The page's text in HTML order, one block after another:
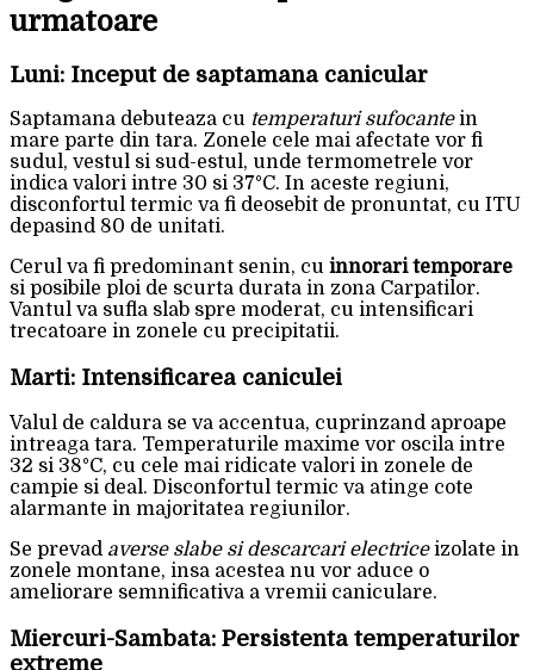
urmatoare
Luni: Inceput de saptamana canicular
Saptamana debuteaza cu temperaturi sufocantein
mare parte din tara. Zonele cele mai afectate vor fi
sudul, vestul si sud-estul, unde termometrele vor
indica valori intre 30 si 37°C. In aceste regiuni,
disconfortul termic va fi deosebit de pronuntat, cu ITU
depasind 80 de unitati.
Cerul va fi predominant senin, cu innorari temporare
si posibile ploi de scurta durata in zona Carpatilor.
Vantul va sufla slab spre moderat, cu intensificari
trecatoare in zonele cu precipitatii.
Marti: Intensificarea caniculei
Valul de caldura se va accentua, cuprinzand aproape
intreaga tara. Temperaturile maxime vor oscila intre
32 si 38°C, cu cele mai ridicate valori in zonele de
campie si deal. Disconfortul termic va atinge cote
alarmante in majoritatea regiunilor.
Se prevad averse slabe si descarcari electriceizolate in
zonele montane, insa acestea nu vor aduce o
ameliorare semnificativa a vremii caniculare.
Miercuri-Sambata: Persistenta temperaturilor
extreme